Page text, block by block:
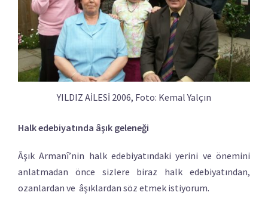
YILDIZ AİLESİ 2006, Foto: Kemal Yalçın
Halk edebiyatında âşık geleneği
Âşık Armanî’nin halk edebiyatındaki yerini ve önemini
anlatmadan önce sizlere biraz halk edebiyatından,
ozanlardan ve âşıklardan söz etmek istiyorum.